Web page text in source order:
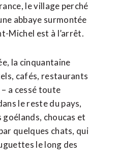
le village perché
abbaye surmontée
Michel est à l’arrêt.
la cinquantaine
cafés, restaurants
a cessé toute
le reste du pays,
choucas et
quelques chats, qui
le long des